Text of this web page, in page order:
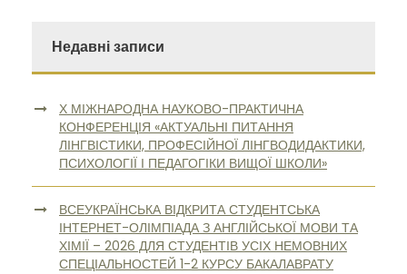
Недавні записи
Х МІЖНАРОДНА НАУКОВО-ПРАКТИЧНА
КОНФЕРЕНЦІЯ «АКТУАЛЬНІ ПИТАННЯ
ЛІНГВІСТИКИ, ПРОФЕСІЙНОЇ ЛІНГВОДИДАКТИКИ,
ПСИХОЛОГІЇ І ПЕДАГОГІКИ ВИЩОЇ ШКОЛИ»
ВСЕУКРАЇНСЬКА ВІДКРИТА СТУДЕНТСЬКА
ІНТЕРНЕТ-ОЛІМПІАДА З АНГЛІЙСЬКОЇ МОВИ ТА
ХІМІЇ – 2026 ДЛЯ СТУДЕНТІВ УСІХ НЕМОВНИХ
СПЕЦІАЛЬНОСТЕЙ 1-2 КУРСУ БАКАЛАВРАТУ